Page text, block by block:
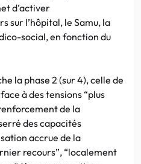
d’activer
sur l’hôpital, le Samu, la
social, en fonction du
la phase 2 (sur 4), celle de
à des tensions “plus
de la
des capacités
accrue de la
recours”, “localement